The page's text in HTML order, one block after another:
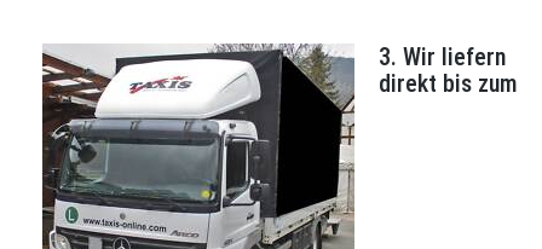
3. Wir liefern
direkt bis zum